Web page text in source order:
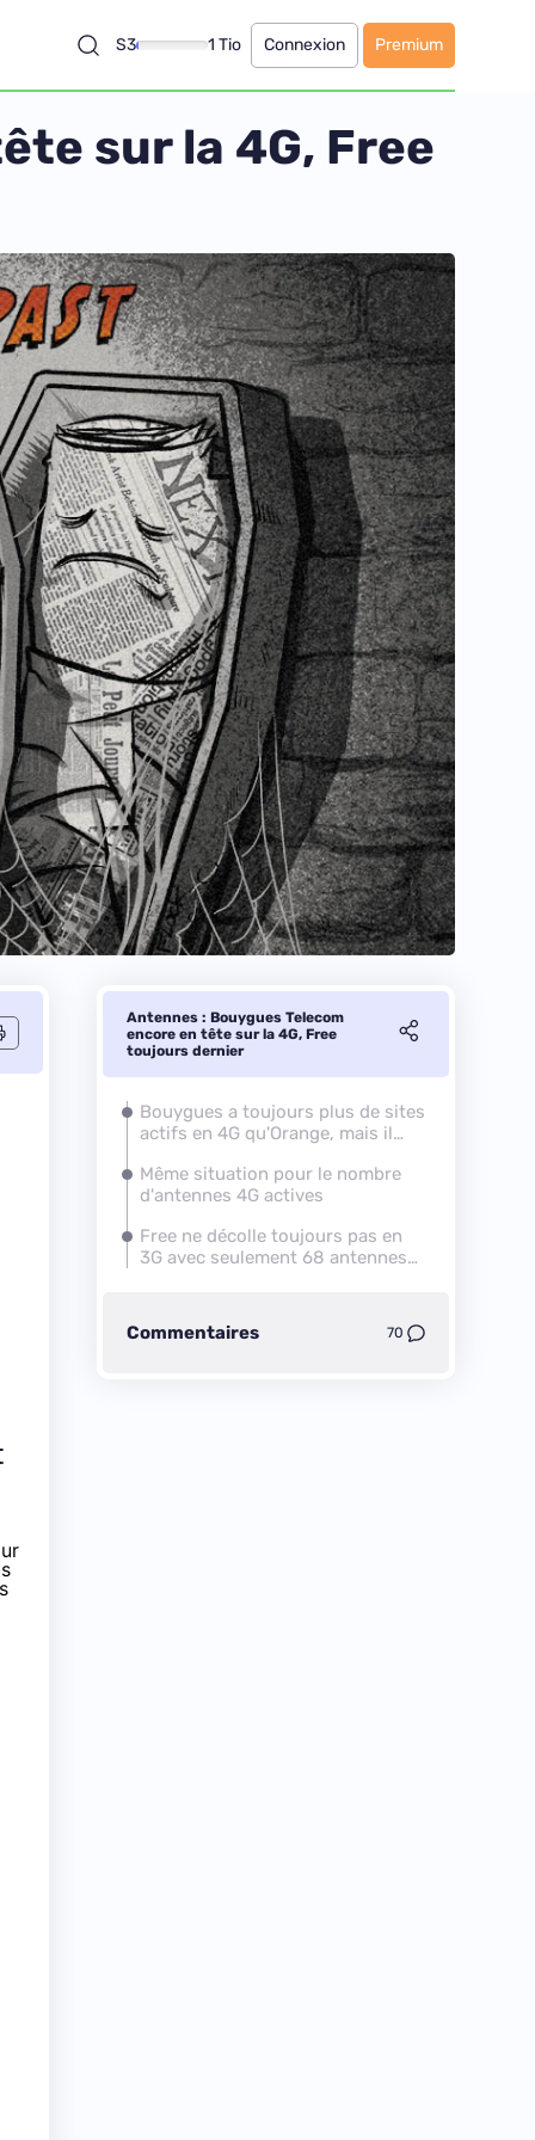
S3 1 Tio Connexion Premium
sur la 4G, Free
Antennes : Bouygues Telecom
encore en tête sur la 4G, Free
toujours dernier
Bouygues a toujours plus de sites
actifs en 4G qu'Orange, mais il
Même situation pour le nombre
d'antennes 4G actives
Free ne décolle toujours pas en
3G avec seulement 68 antennes
Commentaires 70